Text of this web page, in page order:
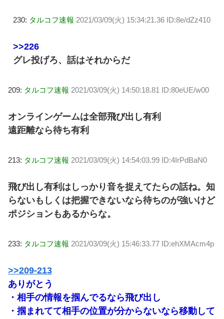
230: タルコフ速報 2021/03/09(火) 15:34:21.36 ID:8e/dZz410
>>226
グレ投げろ、話はそれからだ
209: タルコフ速報 2021/03/09(火) 14:50:18.81 ID:80eUE/w00
オンラインゲームは全部飛び出し有利
遠距離なら待ち有利
213: タルコフ速報 2021/03/09(火) 14:54:03.99 ID:4IrPdBaN0
飛び出し有利はしっかり音を捉えてたらの話ね。知
らないもしくは把握できないなら待ちのが強いけど
ポジションもあるからな。
233: タルコフ速報 2021/03/09(火) 15:46:33.77 ID:ehXMAcm4p
>>209-213
ありがとう
・相手の情報を掴んでるなら飛び出し
・掴まれてて相手の位置が分からないなら移動して